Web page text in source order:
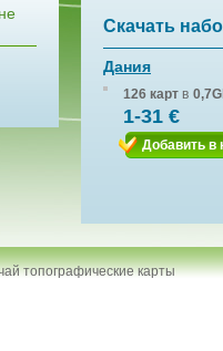
Скачать
Дания
126 карт в
1-31 €
Добавить в
топографические карты